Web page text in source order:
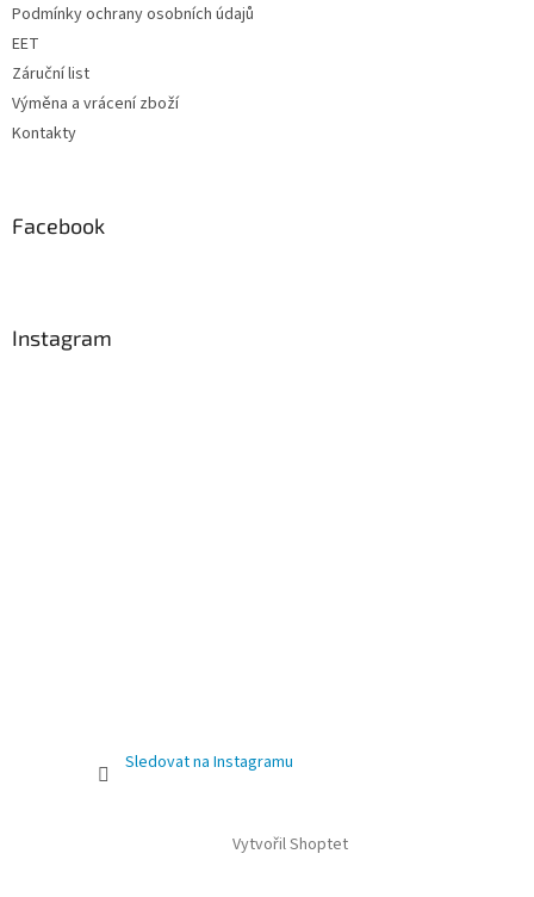
Podmínky ochrany osobních údajů
EET
Záruční list
Výměna a vrácení zboží
Kontakty
Facebook
Instagram
Sledovat na Instagramu
Vytvořil Shoptet